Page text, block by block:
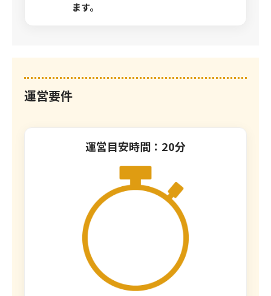
ます。
運営要件
運営目安時間：20分